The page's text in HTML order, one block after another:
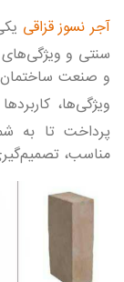
آجر نسوز قزاقی
سنتی و ویژگی‌های
و صنعت
ویژگی‌ها،
پرداخت تا به
مناسب،